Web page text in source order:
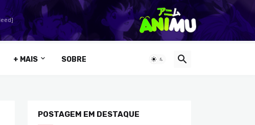
+ MAIS SOBRE
POSTAGEM EM DESTAQUE